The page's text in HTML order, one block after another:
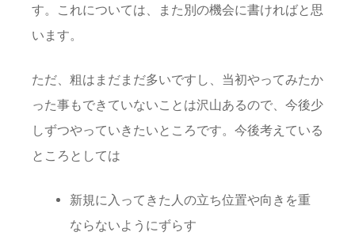
す。これについては、また別の機会に書ければと思
います。
ただ、粗はまだまだ多いですし、当初やってみたか
った事もできていないことは沢山あるので、今後少
しずつやっていきたいところです。今後考えている
ところとしては
新規に入ってきた人の立ち位置や向きを重
ならないようにずらす